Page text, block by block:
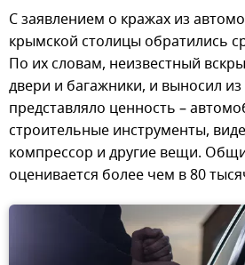
С заявлением о кражах из
крымской столицы обратились
По их словам, неизвестный
двери и багажники, и выносил
представляло ценность –
строительные инструменты,
компрессор и другие вещи.
оценивается более чем в 80